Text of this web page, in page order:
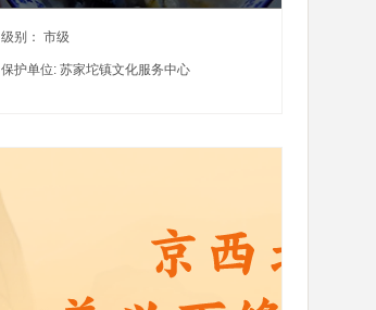
级别： 市级
保护单位: 苏家坨镇文化服务中心